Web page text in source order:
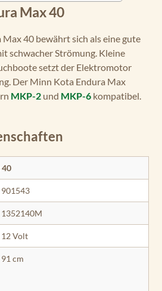
Max 40
40 bewährt sich als eine gute
schwacher Strömung. Kleine
setzt der Elektromotor
Der Minn Kota Endura Max
MKP-2 und MKP-6 kompatibel.
40
901543
1352140M
12 Volt
91 cm